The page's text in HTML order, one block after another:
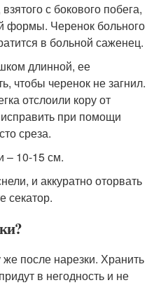
с бокового побега,
формы. Черенок больного
в больной саженец.
длинной, ее
чтобы черенок не загнил.
отслоили кору от
при помощи
среза.
– 10-15 см.
и аккуратно оторвать
секатор.
после нарезки. Хранить
в негодность и не